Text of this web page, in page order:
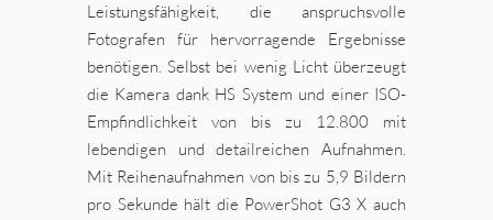
Leistungsfähigkeit, die anspruchsvolle
Fotografen für hervorragende Ergebnisse
benötigen. Selbst bei wenig Licht überzeugt
die Kamera dank HS System und einer ISO-
Empfindlichkeit von bis zu 12.800 mit
lebendigen und detailreichen Aufnahmen.
Mit Reihenaufnahmen von bis zu 5,9 Bildern
pro Sekunde hält die PowerShot G3 X auch